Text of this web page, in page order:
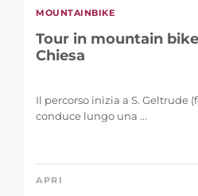
MOUNTAINBIKE
Tour in mountain
Chiesa
Il percorso inizia a S. Geltrude
conduce lungo una ...
APRI